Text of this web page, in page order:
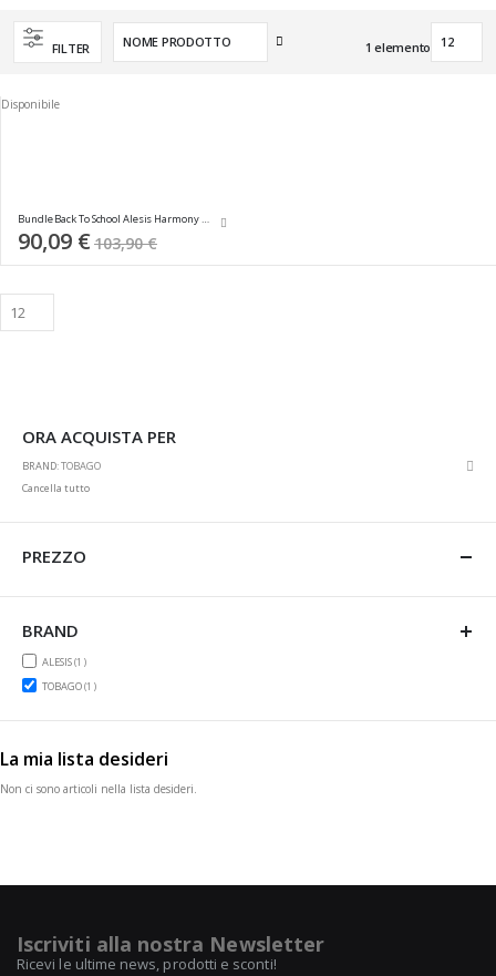
FILTER
Imposta
1 elemento
Disponibile
Bundle Back To School Alesis Harmony 54
90,09 €103,90 €
ORA ACQUISTA PER
BRAND TOBAGO
Cancella tutto
PREZZO
BRAND
ALESIS1item
TOBAGO1item
La mia lista desideri
Non ci sono articoli nella lista desideri.
Iscriviti alla nostra Newsletter
Ricevi le ultime news, prodotti e sconti!